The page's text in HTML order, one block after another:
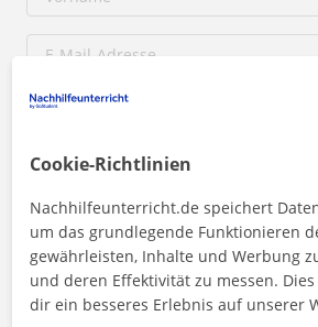
Durch Klicken auf eine der beiden
Impressumund unsererDatenschutzerklärung
Cookie-Richtlinien
Nachhilfeunterricht.de speichert
um das grundlegende Funktionieren
gewährleisten, Inhalte und Werbung
und deren Effektivität zu messen.
dir ein besseres Erlebnis auf unserer